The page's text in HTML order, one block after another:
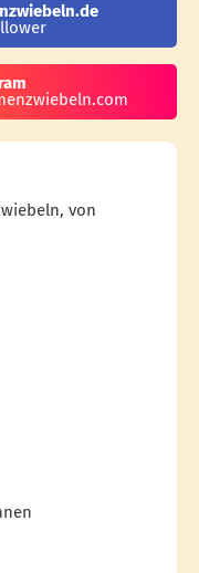
von